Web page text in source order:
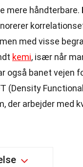
mere håndterbare.
med visse
kemi, især når
også banet vejen
(Density
der arbejder med